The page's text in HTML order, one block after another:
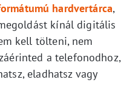
hardvertárca,
kínál digitális
kell tölteni, nem
a telefonodhoz,
eladhatsz vagy